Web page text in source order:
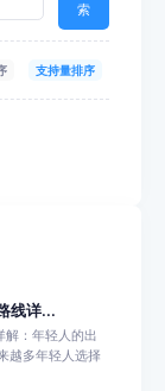
索
支持量排序
线详...
解：年轻人的出
越多年轻人选择